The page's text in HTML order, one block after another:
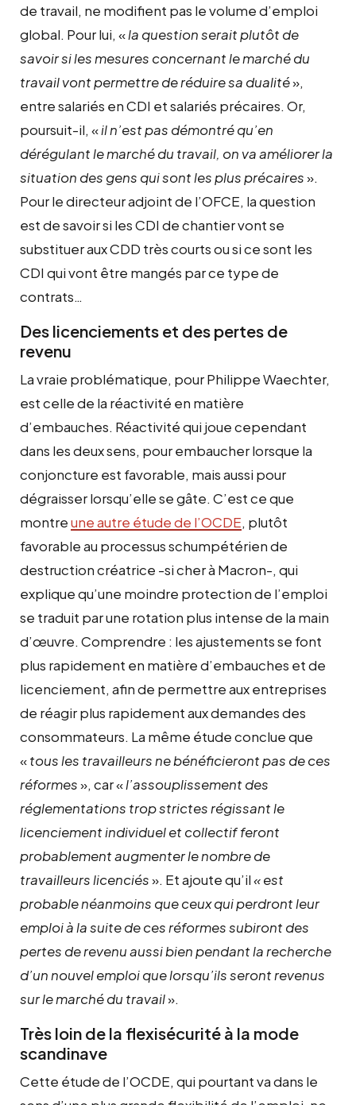
de travail, ne modifient pas le volume d’emploi
global. Pour lui, «la question serait plutôt de
savoir si les mesures concernant le marché du
travail vont permettre de réduire sa dualité»,
entre salariés en CDI et salariés précaires. Or,
poursuit-il, «il n’est pas démontré qu’en
dérégulant le marché du travail, on va améliorer la
situation des gens qui sont les plus précaires».
Pour le directeur adjoint de l’OFCE, la question
est de savoir si les CDI de chantier vont se
substituer aux CDD très courts ou si ce sont les
CDI qui vont être mangés par ce type de
contrats…
Des licenciements et des pertes de
revenu
La vraie problématique, pour Philippe Waechter,
est celle de la réactivité en matière
d’embauches. Réactivité qui joue cependant
dans les deux sens, pour embaucher lorsque la
conjoncture est favorable, mais aussi pour
dégraisser lorsqu’elle se gâte. C’est ce que
montreune autre étude de l’OCDE, plutôt
favorable au processus schumpétérien de
destruction créatrice -si cher à Macron-, qui
explique qu’une moindre protection de l’emploi
se traduit par une rotation plus intense de la main
d’œuvre. Comprendre : les ajustements se font
plus rapidement en matière d’embauches et de
licenciement, afin de permettre aux entreprises
de réagir plus rapidement aux demandes des
consommateurs. La même étude conclue que
«tous les travailleurs ne bénéficieront pas de ces
réformes», car «l’assouplissement des
réglementations trop strictes régissant le
licenciement individuel et collectif feront
probablement augmenter le nombre de
travailleurs licenciés». Et ajoute qu’il« est
probable néanmoins que ceux qui perdront leur
emploi à la suite de ces réformes subiront des
pertes de revenu aussi bien pendant la recherche
d’un nouvel emploi que lorsqu’ils seront revenus
sur le marché du travail».
Très loin de la flexisécurité à la mode
scandinave
Cette étude de l’OCDE, qui pourtant va dans le